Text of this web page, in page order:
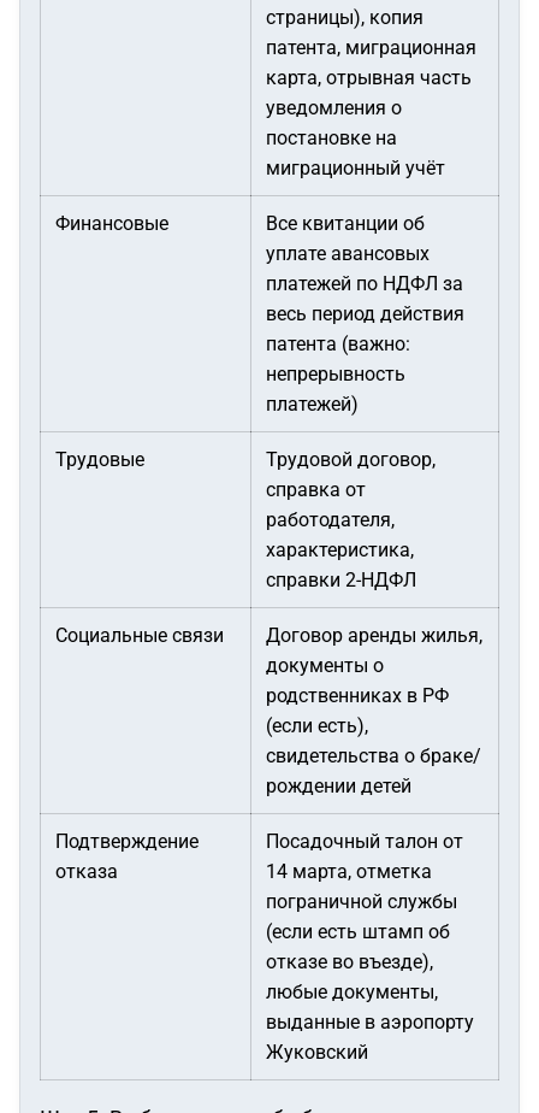
страницы), копия
патента, миграционная
карта, отрывная часть
уведомления о
постановке на
миграционный учёт
Финансовые
Все квитанции об
уплате авансовых
платежей по НДФЛ за
весь период действия
патента (важно:
непрерывность
платежей)
Трудовые
Трудовой договор,
справка от
работодателя,
характеристика,
справки 2-НДФЛ
Социальные связи
Договор аренды жилья,
документы о
родственниках в РФ
(если есть),
свидетельства о браке/
рождении детей
Подтверждение
отказа
Посадочный талон от
14 марта, отметка
пограничной службы
(если есть штамп об
отказе во въезде),
любые документы,
выданные в аэропорту
Жуковский